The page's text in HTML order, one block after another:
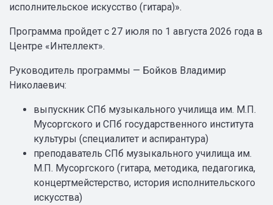
исполнительское искусство (гитара)».
Программа пройдет с 27 июля по 1 августа 2026 года в
Центре «Интеллект».
Руководитель программы — Бойков Владимир
Николаевич:
выпускник СПб музыкального училища им. М.П.
Мусоргского и СПб государственного института
культуры (специалитет и аспирантура)
преподаватель СПб музыкального училища им.
М.П. Мусоргского (гитара, методика, педагогика,
концертмейстерство, история исполнительского
искусства)